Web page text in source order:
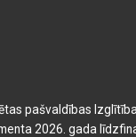
pašvaldības
2026. gada